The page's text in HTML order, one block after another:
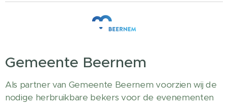
Gemeente Beernem
Als partner van Gemeente Beernem voorzien wij de
nodige herbruikbare bekers voor de evenementen